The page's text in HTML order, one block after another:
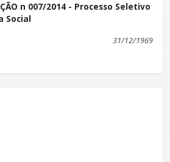
n 007/2014 - Processo Seletivo
Social
31/12/1969